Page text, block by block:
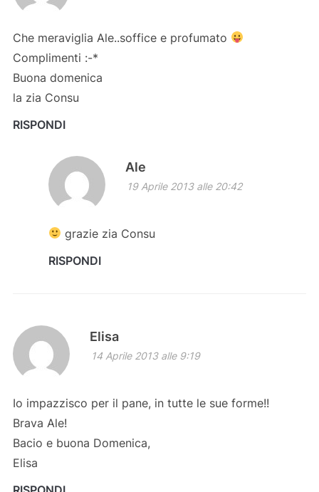
Che meraviglia Ale..soffice e profumato
Complimenti :-*
Buona domenica
la zia Consu
RISPONDI
Ale
19 Aprile 2013 alle 20:42
grazie zia Consu
RISPONDI
Elisa
14 Aprile 2013 alle 9:19
Io impazzisco per il pane, in tutte le sue forme!!
Brava Ale!
Bacio e buona Domenica,
Elisa